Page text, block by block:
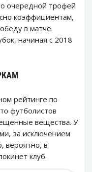
очередной трофей
коэффициентам,
в матче.
начиная с 2018
рейтинге по
футболистов
вещества. У
за исключением
вероятно, в
клуб.